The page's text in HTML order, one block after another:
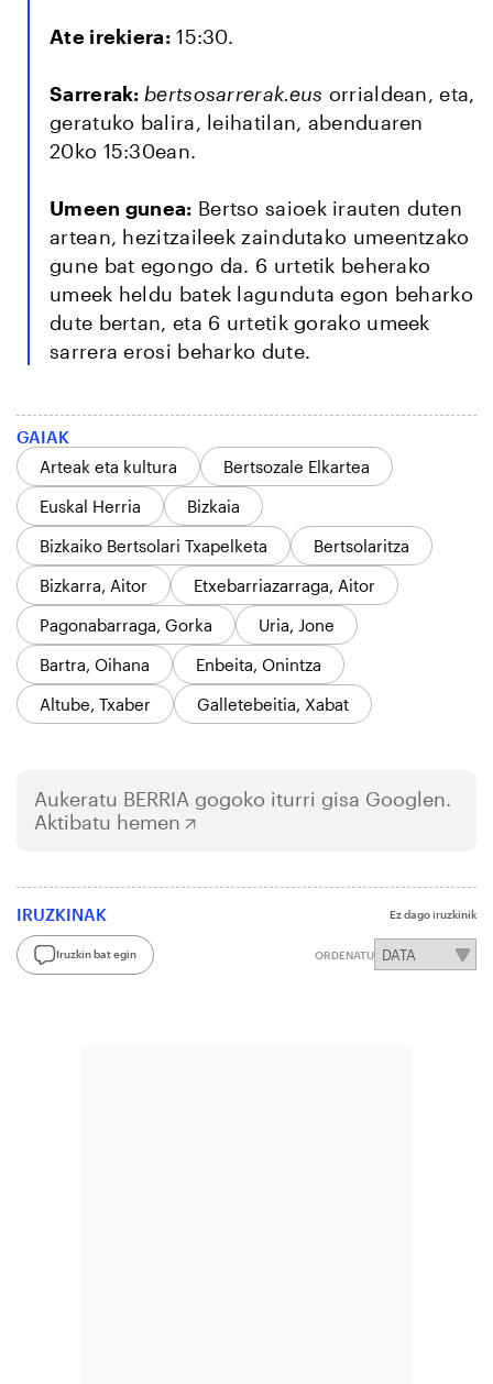
Ate irekiera:15:30.
Sarrerak: bertsosarrerak.eus orrialdean, eta,
geratuko balira, leihatilan, abenduaren
20ko 15:30ean.
Umeen gunea: Bertso saioek irauten duten
artean, hezitzaileek zaindutako umeentzako
gune bat egongo da. 6 urtetik beherako
umeek heldu batek lagunduta egon beharko
dute bertan, eta 6 urtetik gorako umeek
sarrera erosi beharko dute.
GAIAK
Arteak eta kultura
Bertsozale Elkartea
Euskal Herria
Bizkaia
Bizkaiko Bertsolari Txapelketa
Bertsolaritza
Bizkarra, Aitor
Etxebarriazarraga, Aitor
Pagonabarraga, Gorka
Uria, Jone
Bartra, Oihana
Enbeita, Onintza
Altube, Txaber
Galletebeitia, Xabat
Aukeratu BERRIA gogoko iturri gisa Googlen.
Aktibatu hemen
IRUZKINAK Ez dago iruzkinik
Iruzkin bat egin ORDENATU